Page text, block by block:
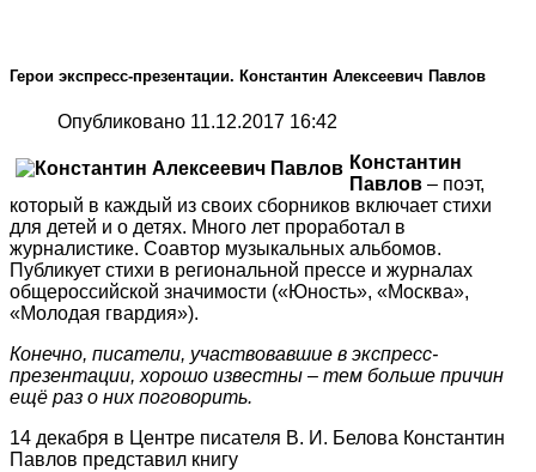
Герои экспресс-презентации. Константин Алексеевич Павлов
Опубликовано 11.12.2017 16:42
Константин
Павлов – поэт,
который в каждый из своих сборников включает стихи
для детей и о детях. Много лет проработал в
журналистике. Соавтор музыкальных альбомов.
Публикует стихи в региональной прессе и журналах
общероссийской значимости («Юность», «Москва»,
«Молодая гвардия»).
Конечно, писатели, участвовавшие в экспресс-
презентации, хорошо известны – тем больше причин
ещё раз о них поговорить.
14 декабря в Центре писателя В. И. Белова Константин
Павлов представил книгу